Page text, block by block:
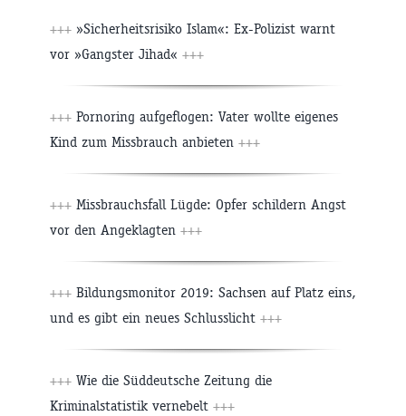
+++ »Sicherheitsrisiko Islam«: Ex-Polizist warnt
vor »Gangster Jihad« +++
+++ Pornoring aufgeflogen: Vater wollte eigenes
Kind zum Missbrauch anbieten +++
+++ Missbrauchsfall Lügde: Opfer schildern Angst
vor den Angeklagten +++
+++ Bildungsmonitor 2019: Sachsen auf Platz eins,
und es gibt ein neues Schlusslicht +++
+++ Wie die Süddeutsche Zeitung die
Kriminalstatistik vernebelt +++